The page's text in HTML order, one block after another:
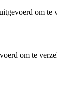
om te
om te